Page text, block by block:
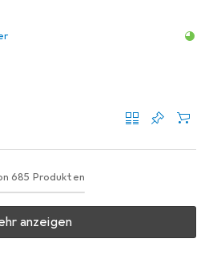
685 Produkten
anzeigen